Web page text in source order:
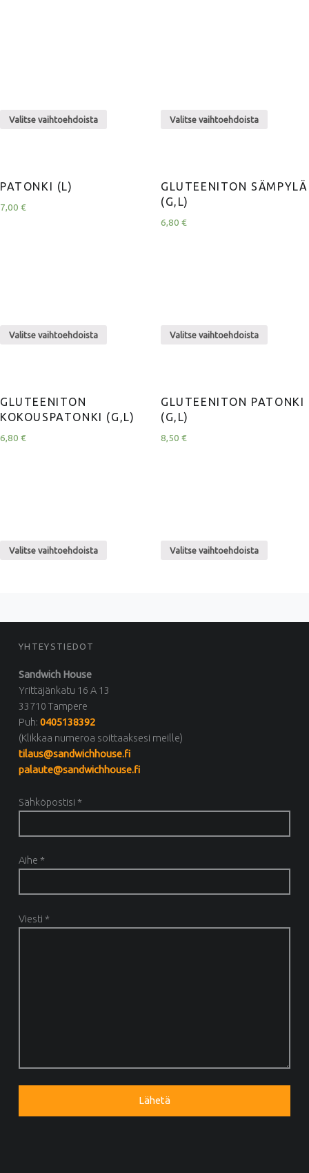
Valitse vaihtoehdoista Valitse vaihtoehdoista
PATONKI (L)
7,00 €
Valitse vaihtoehdoista
GLUTEENITON SÄMPYLÄ
(G,L)
6,80 €
Valitse vaihtoehdoista
GLUTEENITON
KOKOUSPATONKI (G,L)
6,80 €
Valitse vaihtoehdoista
GLUTEENITON PATONKI
(G,L)
8,50 €
Valitse vaihtoehdoista
FOOTER SIDEBAR
YHTEYSTIEDOT
Sandwich House
Yrittäjänkatu 16 A 13
33710 Tampere
Puh:0405138392
(Klikkaa numeroa soittaaksesi meille)
tilaus@sandwichhouse.fi
palaute@sandwichhouse.fi
Sähköpostisi *
Aihe *
Viesti *